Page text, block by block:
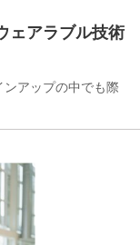
ェアラブル技術
アップの中でも際